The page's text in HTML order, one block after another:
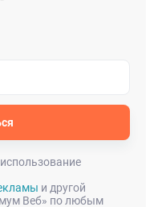
и другой
Веб» по любым